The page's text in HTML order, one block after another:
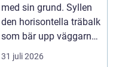
med sin grund. Syllen
den horisontella träbalk
som bär upp väggarna
mot pla...
31 juli 2026